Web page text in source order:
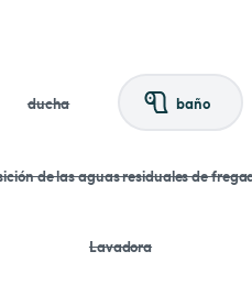
ducha baño
de las aguas residuales de
Lavadora